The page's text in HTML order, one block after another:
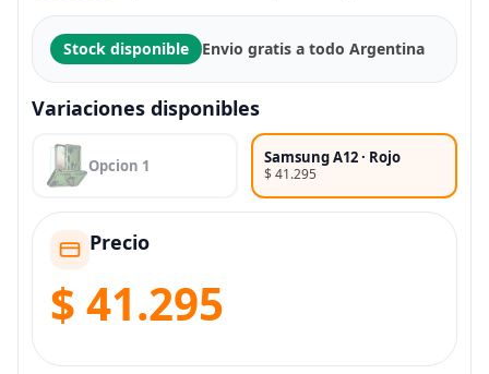
Stock disponible Envio gratis a todo Argentina
Variaciones disponibles
Opcion 1 Samsung A12 · Rojo
$ 41.295
Precio
$ 41.295